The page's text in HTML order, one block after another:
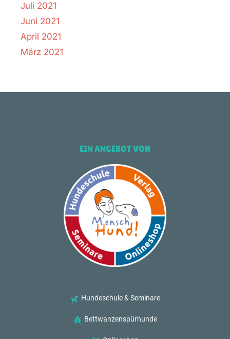
Juli 2021
Juni 2021
April 2021
März 2021
EIN ANGEBOT VON
Hundeschule & Seminare
Bettwanzenspürhunde